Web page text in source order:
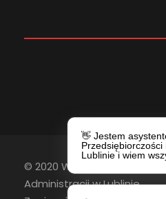
© 2020 Wyższa Szkoła
Administracji w Lublinie
👋 Jestem
Przedsiębiorczości
Lublinie i wiem